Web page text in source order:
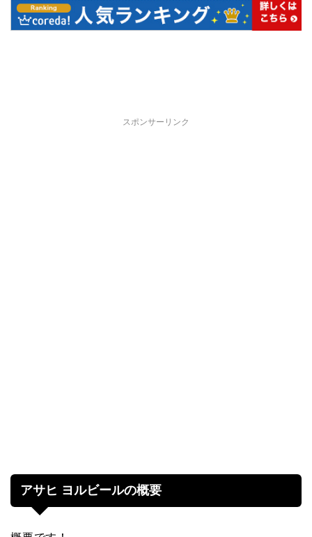
スポンサーリンク
アサヒ ヨルビールの概要